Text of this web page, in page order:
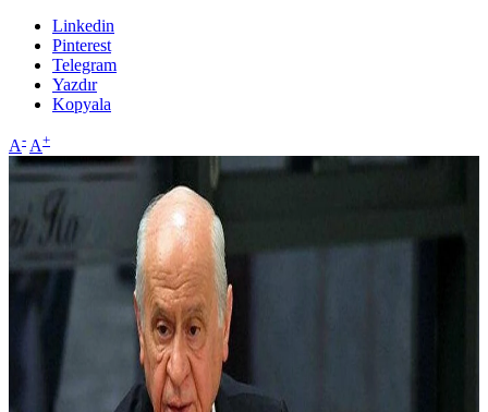
Linkedin
Pinterest
Telegram
Yazdır
Kopyala
A- A+